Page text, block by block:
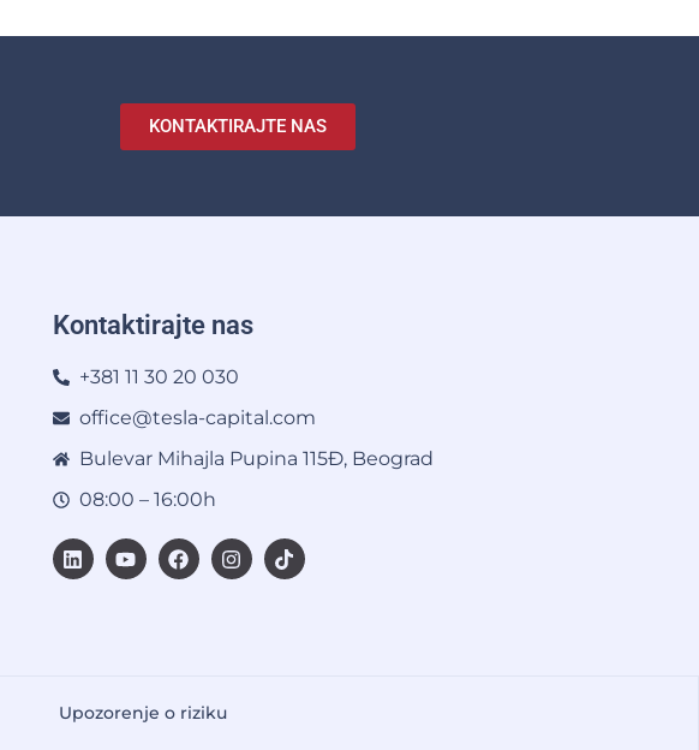
KONTAKTIRAJTE NAS
Kontaktirajte nas
+381 11 30 20 030
office@tesla-capital.com
Bulevar Mihajla Pupina 115Đ, Beograd
08:00 – 16:00h
Upozorenje o riziku